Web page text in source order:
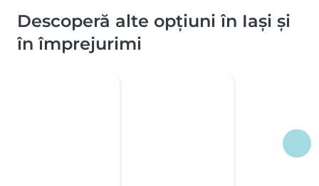
Descoperă alte opțiuni în Iași și
în împrejurimi